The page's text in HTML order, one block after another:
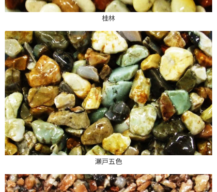
桂林
瀬戸五色